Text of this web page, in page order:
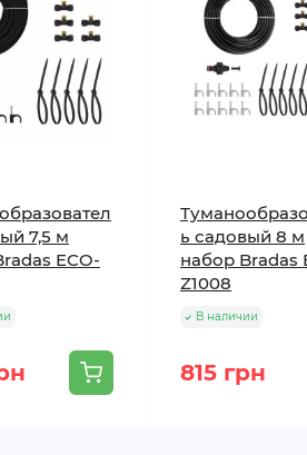
7,5 м
ECO-
ь садовый 8 м
набор Bradas
Z1008
В наличии
815 грн